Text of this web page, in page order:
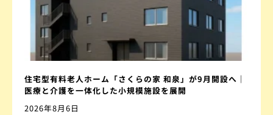
住宅型有料老人ホーム「さくらの家 和泉」が9月開設へ｜
医療と介護を一体化した小規模施設を展開
2026年8月6日